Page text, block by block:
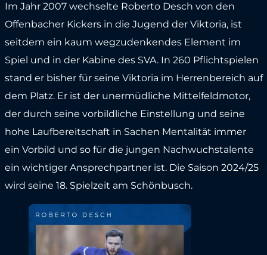
Im Jahr 2007 wechselte Roberto Desch von den
Offenbacher Kickers in die Jugend der Viktoria, ist
seitdem ein kaum wegzudenkendes Element im
Spiel und in der Kabine des SVA. In 260 Pflichtspielen
stand er bisher für seine Viktoria im Herrenbereich auf
dem Platz. Er ist der unermüdliche Mittelfeldmotor,
der durch seine vorbildliche Einstellung und seine
hohe Laufbereitschaft in Sachen Mentalität immer
ein Vorbild und so für die jungen Nachwuchstalente
ein wichtiger Ansprechpartner ist. Die Saison 2024/25
wird seine 18. Spielzeit am Schönbusch.